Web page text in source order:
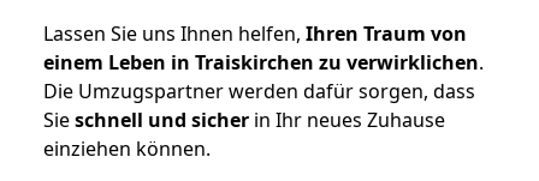
Lassen Sie uns Ihnen helfen, Ihren Traum von
einem Leben in Traiskirchen zu verwirklichen.
Die Umzugspartner werden dafür sorgen, dass
Sieschnell und sicher in Ihr neues Zuhause
einziehen können.